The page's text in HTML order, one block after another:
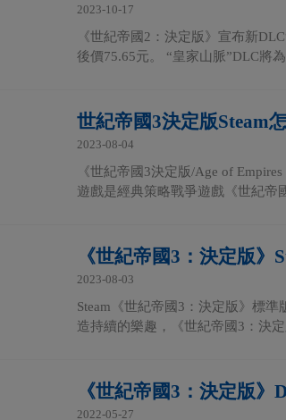
2023-10-17
《世紀帝國2：決定版》宣布新
後價75.65元。 “皇家山脈”DLC將
世紀帝國3決定版Steam
2023-08-04
《世紀帝國3決定版/Age of
遊戲是經典策略戰爭遊戲《世紀帝
《世紀帝國3：決定版》
2023-08-03
Steam《世紀帝國3：決定版》標
造持續的樂趣，《世紀帝國3：決
《世紀帝國3：決定版
2022-05-27